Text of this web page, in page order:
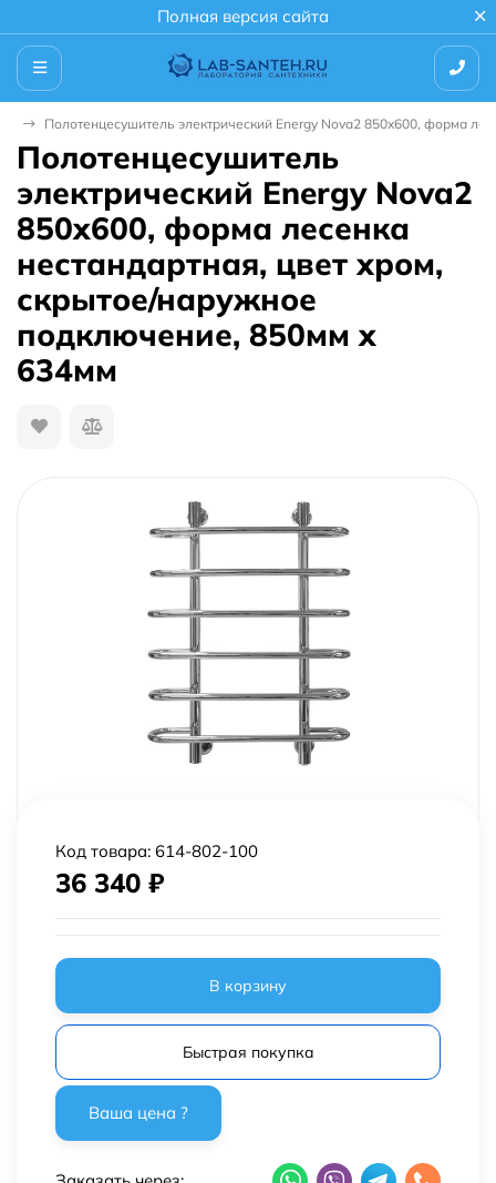
Полная версия сайта
Полотенцесушитель электрический Energy Nova2 850x600, форма
Полотенцесушитель
электрический Energy Nova2
850x600, форма лесенка
нестандартная, цвет хром,
скрытое/наружное
подключение, 850мм x
634мм
Код товара: 614-802-100
36 340 ₽
В корзину
Быстрая покупка